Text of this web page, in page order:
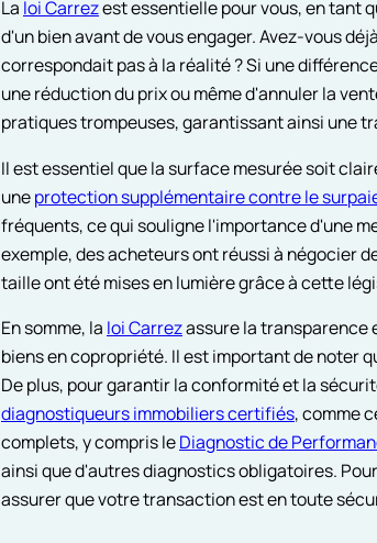
La loi Carrezest essentielle pour vous, en tant
d'un bien avant de vous engager. Avez-vous
correspondait pas à la réalité ? Si une
une réduction du prix ou même d'annuler la
pratiques trompeuses, garantissant ainsi une
Il est essentiel que la surface mesurée soit
uneprotection supplémentaire contre le
fréquents, ce qui souligne l'importance d'une
exemple, des acheteurs ont réussi à négocier
taille ont été mises en lumière grâce à cette
En somme, la loi Carrezassure la transparence
biens en copropriété. Il est important de noter
De plus, pour garantir la conformité et la
diagnostiqueurs immobiliers certifiés, comme
complets, y compris leDiagnostic de
ainsi que d'autres diagnostics obligatoires.
assurer que votre transaction est en toute